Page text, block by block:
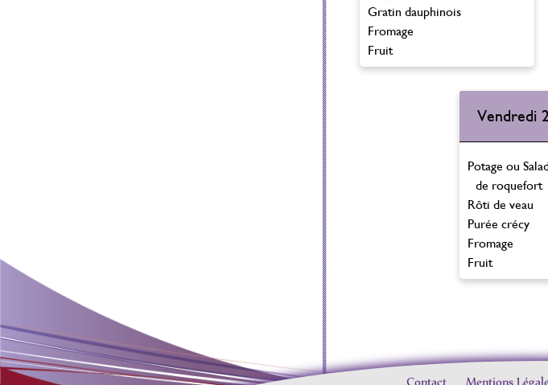
Gratin dauphinois
Fromage
Fruit
Vendredi
Potage ou
de roquefort
Rôti de veau
Purée crécy
Fromage
Fruit
Contact Mentions